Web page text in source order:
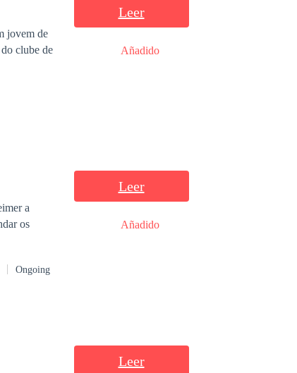
jovem de
clube de
Leer
Añadido
a
os
Ongoing
Leer
Añadido
Leer